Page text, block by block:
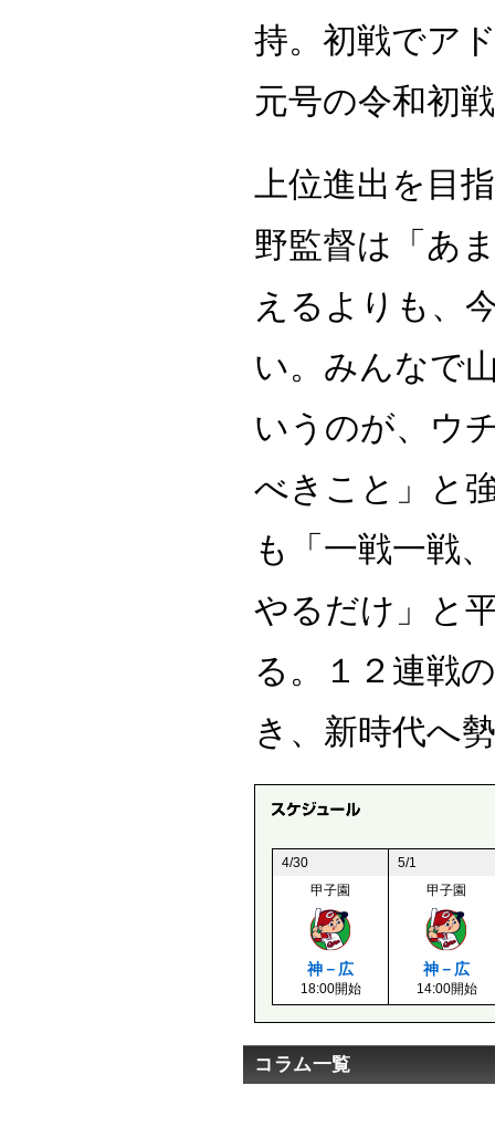
持。初戦でア
元号の令和初
上位進出を目
野監督は「あ
えるよりも、
い。みんなで
いうのが、ウ
べきこと」と
も「一戦一戦
やるだけ」と
る。１２連戦
き、新時代へ
4/30
5/1
甲子園
神－広
18:00開始
甲子園
神－広
14:00開始
コラム一覧